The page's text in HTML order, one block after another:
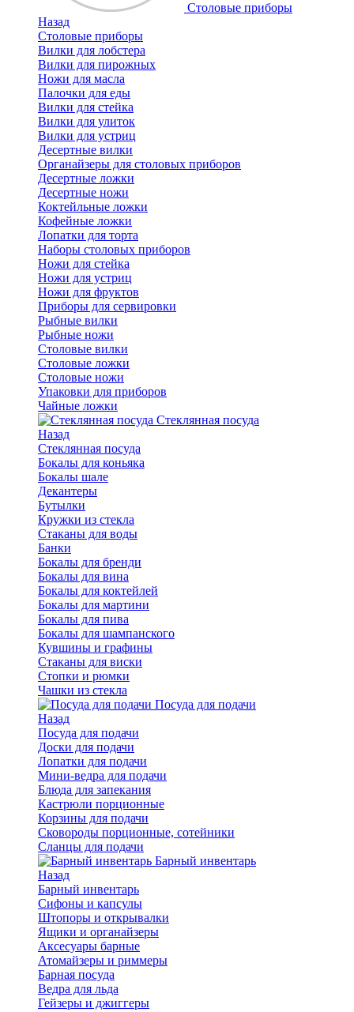
Cтоловые приборы
Назад
Cтоловые приборы
Вилки для лобстера
Вилки для пирожных
Ножи для масла
Палочки для еды
Вилки для стейка
Вилки для улиток
Вилки для устриц
Десертные вилки
Органайзеры для столовых приборов
Десертные ложки
Десертные ножи
Коктейльные ложки
Кофейные ложки
Лопатки для торта
Наборы столовых приборов
Ножи для стейка
Ножи для устриц
Ножи для фруктов
Приборы для сервировки
Рыбные вилки
Рыбные ножи
Столовые вилки
Столовые ложки
Столовые ножи
Упаковки для приборов
Чайные ложки
Стеклянная посуда
Назад
Стеклянная посуда
Бокалы для коньяка
Бокалы шале
Декантеры
Бутылки
Кружки из стекла
Стаканы для воды
Банки
Бокалы для бренди
Бокалы для вина
Бокалы для коктейлей
Бокалы для мартини
Бокалы для пива
Бокалы для шампанского
Кувшины и графины
Стаканы для виски
Стопки и рюмки
Чашки из стекла
Посуда для подачи
Назад
Посуда для подачи
Доски для подачи
Лопатки для подачи
Мини-ведра для подачи
Блюда для запекания
Кастрюли порционные
Корзины для подачи
Сковороды порционные, сотейники
Сланцы для подачи
Барный инвентарь
Назад
Барный инвентарь
Сифоны и капсулы
Штопоры и открывалки
Ящики и органайзеры
Аксесуары барные
Атомайзеры и риммеры
Барная посуда
Ведра для льда
Гейзеры и джиггеры